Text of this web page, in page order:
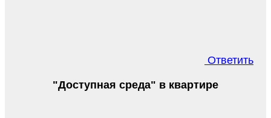
Ответить
"Доступная среда" в квартире